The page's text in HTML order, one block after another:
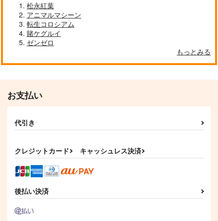
DOLLY MIXTURES
Meme in Wonderland.
サンプル
作品詳細
レミリア・スカーレット
サンプル
SOUND HOLIC
2,750円（税込）
サンプル
松永紅葉
アニマルマシーン
転生コロシアム
賭ケグルイ
ゼンゼロ
もっとみる
お支払い
代引き
クレジットカード キャッシュレス決済
後払い決済